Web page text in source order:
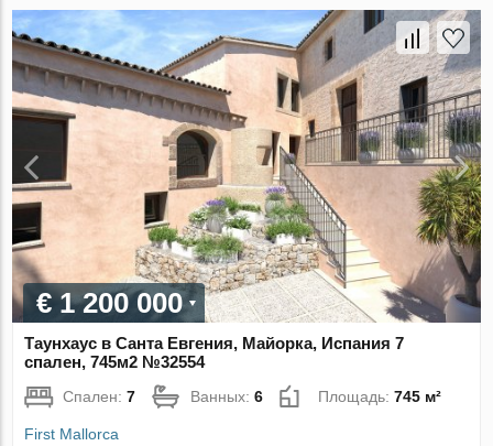
€ 1 200 000
Таунхаус в Санта Евгения, Майорка, Испания 7
спален, 745м2 №32554
Спален:7 Ванных:6 Площадь:745 м²
First Mallorca